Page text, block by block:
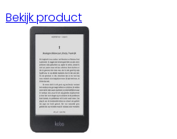
Bekijk product